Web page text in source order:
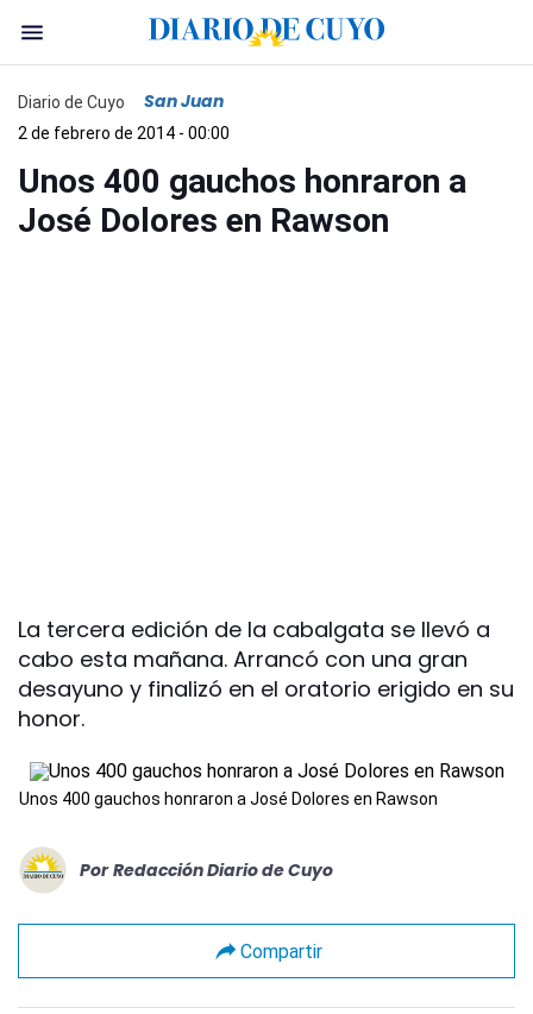
Diario de Cuyo San Juan
2 de febrero de 2014 - 00:00
Unos 400 gauchos honraron a
José Dolores en Rawson
La tercera edición de la cabalgata se llevó a
cabo esta mañana. Arrancó con una gran
desayuno y finalizó en el oratorio erigido en su
honor.
Unos 400 gauchos honraron a José Dolores en Rawson
Por Redacción Diario de Cuyo
Compartir